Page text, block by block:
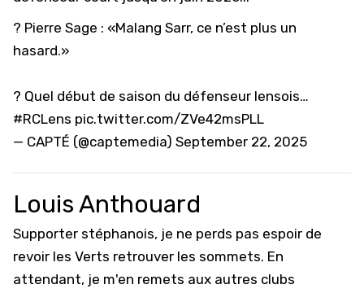
?️ Pierre Sage : «Malang Sarr, ce n’est plus un
hasard.»
? Quel début de saison du défenseur lensois…
#RCLens pic.twitter.com/ZVe42msPLL
— CAPTÉ (@captemedia) September 22, 2025
Louis Anthouard
Supporter stéphanois, je ne perds pas espoir de
revoir les Verts retrouver les sommets. En
attendant, je m'en remets aux autres clubs